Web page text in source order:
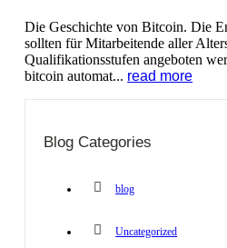
Die Geschichte von Bitcoin. Die
sollten für Mitarbeitende aller
Qualifikationsstufen angeboten
bitcoin automat... read more
Blog Categories
blog
Uncategorized